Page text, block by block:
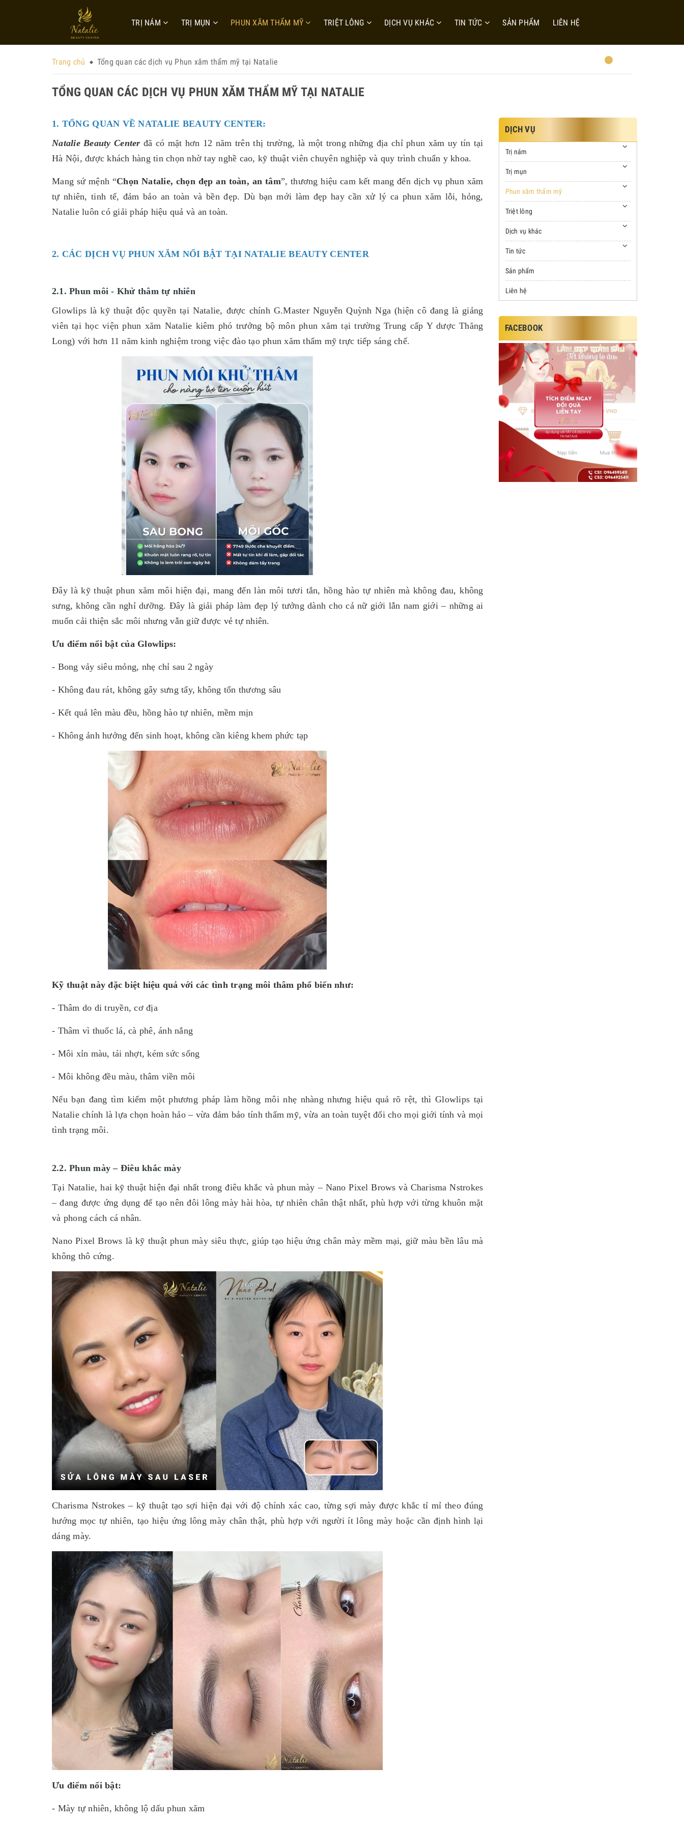
TRỊ NÁM TRỊ MỤN PHUN XĂM THẨM MỸ TRIỆT LÔNG DỊCH VỤ KHÁC TIN TỨC SẢN PHẨM LIÊN HỆ
Trang chủ Tổng quan các dịch vụ Phun xăm thẩm mỹ tại Natalie
TỔNG QUAN CÁC DỊCH VỤ PHUN XĂM THẨM MỸ TẠI NATALIE
1. TỔNG QUAN VỀ NATALIE BEAUTY CENTER:
Natalie Beauty Center đã có mặt hơn 12 năm trên thị trường, là một trong những địa chỉ phun xăm uy tín tại
Hà Nội, được khách hàng tin chọn nhờ tay nghề cao, kỹ thuật viên chuyên nghiệp và quy trình chuẩn y khoa.
Mang sứ mệnh “Chọn Natalie, chọn đẹp an toàn, an tâm”, thương hiệu cam kết mang đến dịch vụ phun xăm
tự nhiên, tinh tế, đảm bảo an toàn và bền đẹp. Dù bạn mới làm đẹp hay cần xử lý ca phun xăm lỗi, hỏng,
Natalie luôn có giải pháp hiệu quả và an toàn.
2. CÁC DỊCH VỤ PHUN XĂM NỔI BẬT TẠI NATALIE BEAUTY CENTER
2.1. Phun môi - Khử thâm tự nhiên
Glowlips là kỹ thuật độc quyền tại Natalie, được chính G.Master Nguyễn Quỳnh Nga (hiện cô đang là giảng
viên tại học viện phun xăm Natalie kiêm phó trưởng bộ môn phun xăm tại trường Trung cấp Y dược Thăng
Long) với hơn 11 năm kinh nghiệm trong việc đào tạo phun xăm thẩm mỹ trực tiếp sáng chế.
Đây là kỹ thuật phun xăm môi hiện đại, mang đến làn môi tươi tắn, hồng hào tự nhiên mà không đau, không
sưng, không cần nghỉ dưỡng. Đây là giải pháp làm đẹp lý tưởng dành cho cả nữ giới lẫn nam giới – những ai
muốn cải thiện sắc môi nhưng vẫn giữ được vẻ tự nhiên.
Ưu điểm nổi bật của Glowlips:
- Bong vảy siêu mỏng, nhẹ chỉ sau 2 ngày
- Không đau rát, không gây sưng tấy, không tổn thương sâu
- Kết quả lên màu đều, hồng hào tự nhiên, mềm mịn
- Không ảnh hưởng đến sinh hoạt, không cần kiêng khem phức tạp
Kỹ thuật này đặc biệt hiệu quả với các tình trạng môi thâm phổ biến như:
- Thâm do di truyền, cơ địa
- Thâm vì thuốc lá, cà phê, ánh nắng
- Môi xỉn màu, tái nhợt, kém sức sống
- Môi không đều màu, thâm viền môi
Nếu bạn đang tìm kiếm một phương pháp làm hồng môi nhẹ nhàng nhưng hiệu quả rõ rệt, thì Glowlips tại
Natalie chính là lựa chọn hoàn hảo – vừa đảm bảo tính thẩm mỹ, vừa an toàn tuyệt đối cho mọi giới tính và mọi
tình trạng môi.
2.2. Phun mày – Điêu khắc mày
Tại Natalie, hai kỹ thuật hiện đại nhất trong điêu khắc và phun mày – Nano Pixel Brows và Charisma Nstrokes
– đang được ứng dụng để tạo nên đôi lông mày hài hòa, tự nhiên chân thật nhất, phù hợp với từng khuôn mặt
và phong cách cá nhân.
Nano Pixel Brows là kỹ thuật phun mày siêu thực, giúp tạo hiệu ứng chân mày mềm mại, giữ màu bền lâu mà
không thô cứng.
Charisma Nstrokes – kỹ thuật tạo sợi hiện đại với độ chính xác cao, từng sợi mày được khắc tỉ mỉ theo đúng
hướng mọc tự nhiên, tạo hiệu ứng lông mày chân thật, phù hợp với người ít lông mày hoặc cần định hình lại
dáng mày.
Ưu điểm nổi bật:
- Mày tự nhiên, không lộ dấu phun xăm
DỊCH VỤ
Trị nám
Trị mụn
Phun xăm thẩm mỹ
Triệt lông
Dịch vụ khác
Tin tức
Sản phẩm
Liên hệ
FACEBOOK